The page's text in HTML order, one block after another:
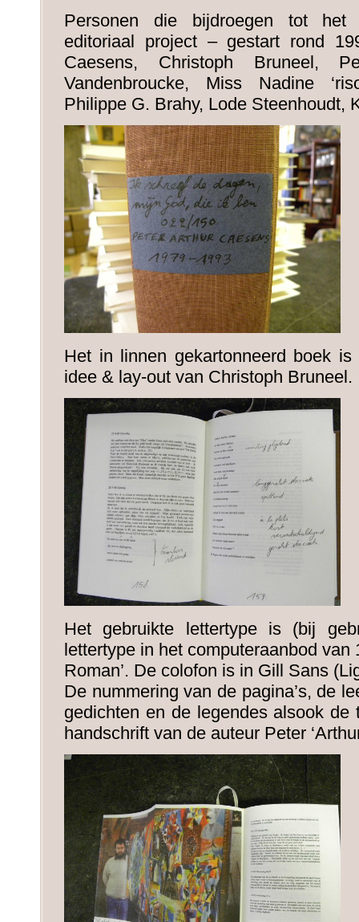
Personen die bijdroegen tot het
editoriaal project – gestart rond
Caesens, Christoph Bruneel,
Vandenbroucke, Miss Nadine
Philippe G. Brahy, Lode Steenhoudt,
Het in linnen gekartonneerd boek is
idee & lay-out van Christoph Bruneel.
Het gebruikte lettertype is (bij
lettertype in het computeraanbod van
Roman’. De colofon is in Gill Sans
De nummering van de pagina’s, de
gedichten en de legendes alsook
handschrift van de auteur Peter